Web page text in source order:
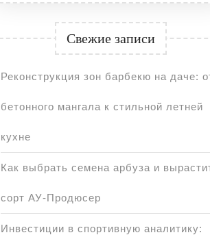
Свежие записи
Реконструкция зон барбекю на даче:
бетонного мангала к стильной летней
кухне
Как выбрать семена арбуза и
сорт АУ-Продюсер
Инвестиции в спортивную аналитику: